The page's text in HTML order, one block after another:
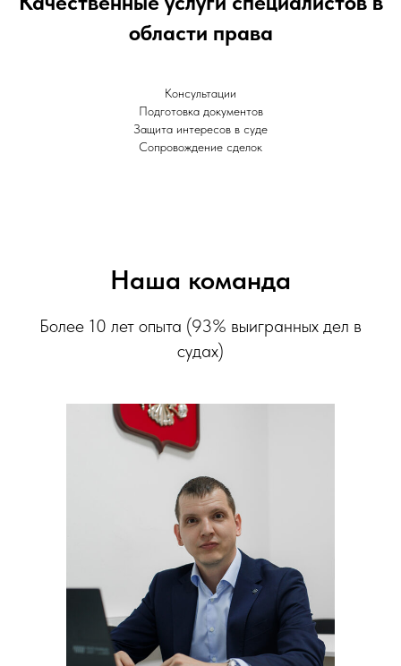
области права
Консультации
Подготовка документов
Защита интересов в суде
Сопровождение сделок
Наша команда
Более 10 лет опыта (93% выигранных дел в
судах)